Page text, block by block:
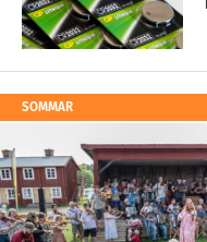
SOMMAR